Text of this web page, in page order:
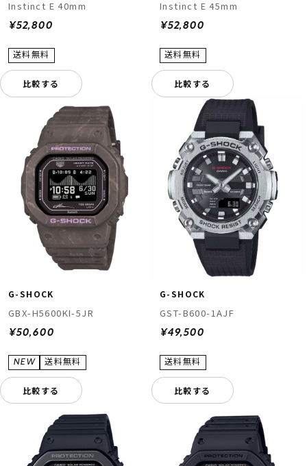
Instinct E 40mm
¥52,800
比較する
Instinct E 45mm
¥52,800
比較する
G-SHOCK
GBX-H5600KI-5JR
¥50,600
比較する
G-SHOCK
GST-B600-1AJF
¥49,500
比較する